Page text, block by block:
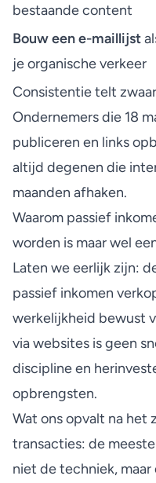
bestaande content
Bouw een e-maillijst
je organische verkeer
Consistentie telt
Ondernemers die 18
publiceren en links
altijd degenen die
maanden afhaken.
Waarom passief
worden is maar wel
Laten we eerlijk zijn:
passief inkomen
werkelijkheid bewust
via websites is geen
discipline en
opbrengsten.
Wat ons opvalt na het
transacties: de
niet de techniek,